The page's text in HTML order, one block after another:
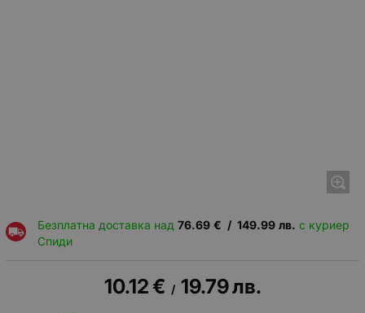
Безплатна доставка над 76.69 € / 149.99 лв. с куриер
Спиди
10.12€ / 19.79лв.